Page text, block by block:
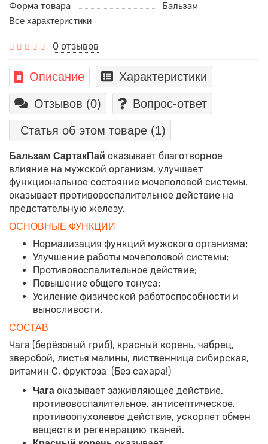
Форма товара
Бальзам
Все характеристики
0 отзывов
Описание Характеристики
Отзывов (0) Вопрос-ответ
Статья об этом товаре (1)
Бальзам СартакПай оказывает благотворное
влияние на мужской организм, улучшает
функциональное состояние мочеполовой системы,
оказывает противовоспалительное действие на
предстательную железу.
ОСНОВНЫЕ ФУНКЦИИ
Нормализация функций мужского организма;
Улучшение работы мочеполовой системы;
Противовоспалительное действие;
Повышение общего тонуса;
Усиление физической работоспособности и
выносливости.
СОСТАВ
Чага (берёзовый гриб), красный корень, чабрец,
зверобой, листья малины, лиственница сибирская,
витамин С, фруктоза (Без сахара!)
Чага оказывает заживляющее действие,
противовоспалительное, антисептическое,
противоопухолевое действие, ускоряет обмен
веществ и регенерацию тканей.